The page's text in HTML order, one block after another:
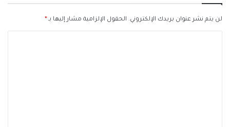
لن يتم نشر عنوان بريدك الإلكتروني. الحقول الإلزامية مشار إليها بـ *